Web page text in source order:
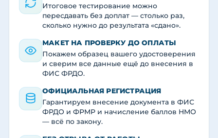
Итоговое тестирование можно
пересдавать без доплат — столько раз,
сколько нужно до результата «сдано».
МАКЕТ НА ПРОВЕРКУ ДО ОПЛАТЫ
Покажем образец вашего удостоверения
и сверим все данные ещё до внесения в
ФИС ФРДО.
ОФИЦИАЛЬНАЯ РЕГИСТРАЦИЯ
Гарантируем внесение документа в ФИС
ФРДО и ФРМР и начисление баллов НМО
— всё по закону.